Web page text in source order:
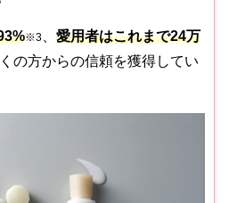
※3
愛用者はこれまで24万
の方からの信頼を獲得してい